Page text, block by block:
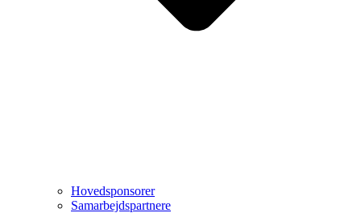
Hovedsponsorer
Samarbejdspartnere